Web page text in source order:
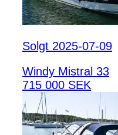
Solgt 2025-07-09
Windy Mistral 33
715 000 SEK